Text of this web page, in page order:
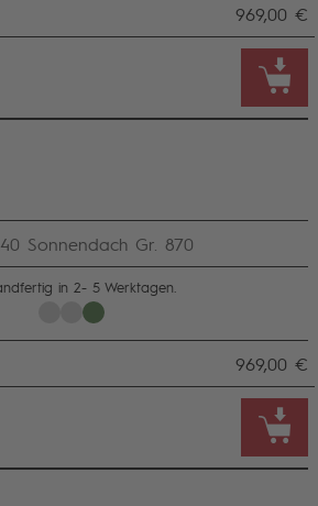
969,00 €
Sonnendach Gr. 870
in 2- 5 Werktagen.
969,00 €